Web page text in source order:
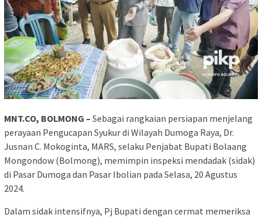
MNT.CO, BOLMONG – Sebagai rangkaian persiapan menjelang
perayaan Pengucapan Syukur di Wilayah Dumoga Raya, Dr.
Jusnan C. Mokoginta, MARS, selaku Penjabat Bupati Bolaang
Mongondow (Bolmong), memimpin inspeksi mendadak (sidak)
di Pasar Dumoga dan Pasar Ibolian pada Selasa, 20 Agustus
2024.
Dalam sidak intensifnya, Pj Bupati dengan cermat memeriksa